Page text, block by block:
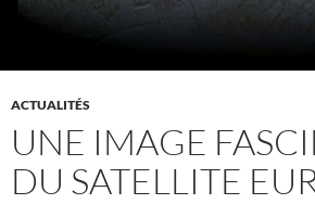
ACTUALITÉS
UNE IMAGE
DU SATELLITE